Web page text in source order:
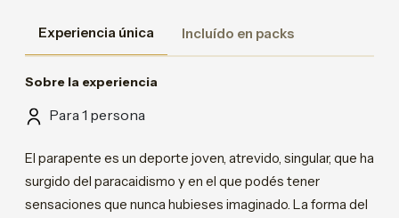
Experiencia única Incluído en packs
Sobre la experiencia
Para 1 persona
El parapente es un deporte joven, atrevido, singular, que ha
surgido del paracaidismo y en el que podés tener
sensaciones que nunca hubieses imaginado. La forma del